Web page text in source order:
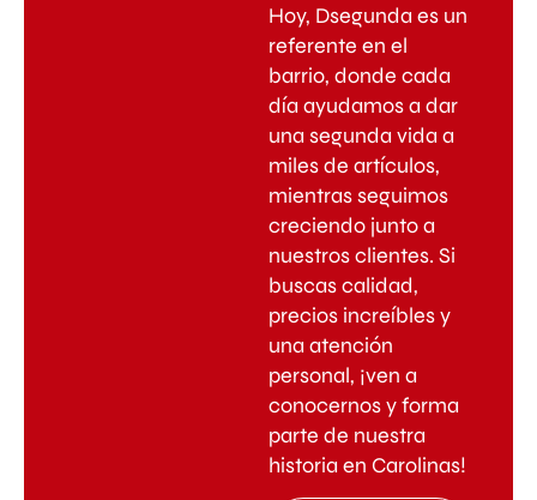
Hoy, Dsegunda es un
referente en el
barrio, donde cada
día ayudamos a dar
una segunda vida a
miles de artículos,
mientras seguimos
creciendo junto a
nuestros clientes. Si
buscas calidad,
precios increíbles y
una atención
personal, ¡ven a
conocernos y forma
parte de nuestra
historia en Carolinas!